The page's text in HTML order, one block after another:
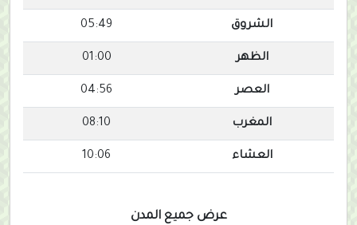
الشروق 05:49
الظهر 01:00
العصر 04:56
المغرب 08:10
العشاء 10:06
عرض جميع المدن